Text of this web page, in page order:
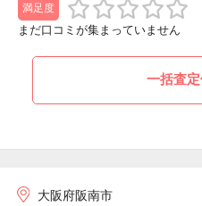
満足度
まだ口コミが集まっていません
一括査
大阪府阪南市